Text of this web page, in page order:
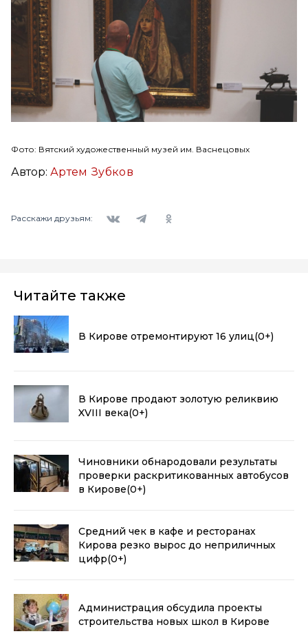
Фото: Вятский художественный музей им. Васнецовых
Автор: Артем Зубков
Расскажи друзьям:
Читайте также
В Кирове отремонтируют 16 улиц(0+)
В Кирове продают золотую реликвию
XVIII века(0+)
Чиновники обнародовали результаты
проверки раскритикованных автобусов
в Кирове(0+)
Средний чек в кафе и ресторанах
Кирова резко вырос до неприличных
цифр(0+)
Администрация обсудила проекты
строительства новых школ в Кирове